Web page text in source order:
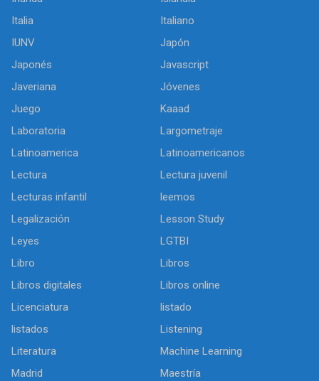
Italia
Italiano
IUNV
Japón
Japonés
Javascript
Javeriana
Jóvenes
Juego
Kaaad
Laboratoria
Largometraje
Latinoamerica
Latinoamericanos
Lectura
Lectura juvenil
Lecturas infantil
leemos
Legalización
Lesson Study
Leyes
LGTBI
Libro
Libros
Libros digitales
Libros online
Licenciatura
listado
listados
Listening
Literatura
Machine Learning
Madrid
Maestría